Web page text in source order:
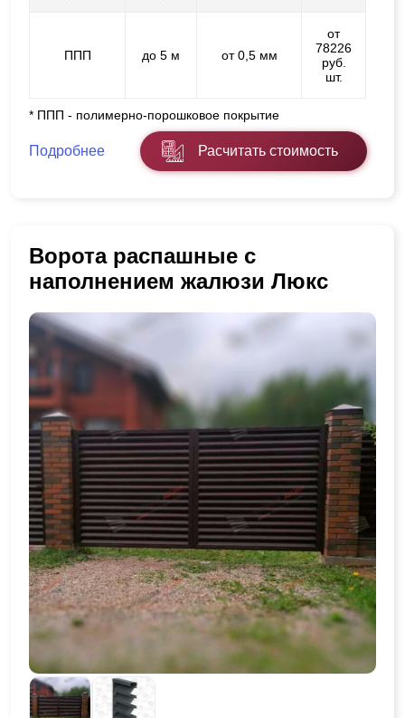
ППП до 5 м от 0,5 мм
от
78226
руб.
шт.
* ППП - полимерно-порошковое покрытие
Подробнее Расчитать стоимость
Ворота распашные с
наполнением жалюзи Люкс